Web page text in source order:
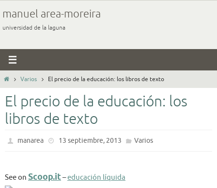
al
contenido
manuel area-moreira
universidad de la laguna
InicioVarios El precio de la educación: los libros de texto
El precio de la educación: los
libros de texto
manarea 13 septiembre, 2013 Varios
See on Scoop.it–educación líquida